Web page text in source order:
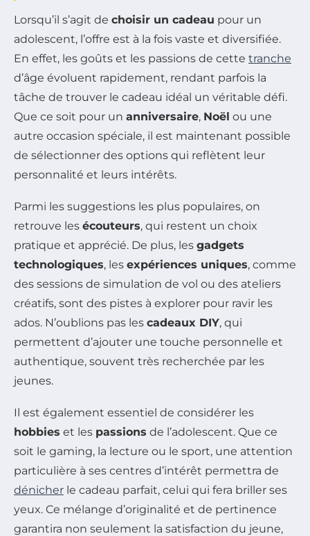
Lorsqu’il s’agit de choisir un cadeau pour un
adolescent, l’offre est à la fois vaste et diversifiée.
En effet, les goûts et les passions de cette tranche
d’âge évoluent rapidement, rendant parfois la
tâche de trouver le cadeau idéal un véritable défi.
Que ce soit pour un anniversaire, Noël ou une
autre occasion spéciale, il est maintenant possible
de sélectionner des options qui reflètent leur
personnalité et leurs intérêts.
Parmi les suggestions les plus populaires, on
retrouve les écouteurs, qui restent un choix
pratique et apprécié. De plus, les gadgets
technologiques, les expériences uniques, comme
des sessions de simulation de vol ou des ateliers
créatifs, sont des pistes à explorer pour ravir les
ados. N’oublions pas les cadeaux DIY, qui
permettent d’ajouter une touche personnelle et
authentique, souvent très recherchée par les
jeunes.
Il est également essentiel de considérer les
hobbies et les passions de l’adolescent. Que ce
soit le gaming, la lecture ou le sport, une attention
particulière à ses centres d’intérêt permettra de
dénicher le cadeau parfait, celui qui fera briller ses
yeux. Ce mélange d’originalité et de pertinence
garantira non seulement la satisfaction du jeune,